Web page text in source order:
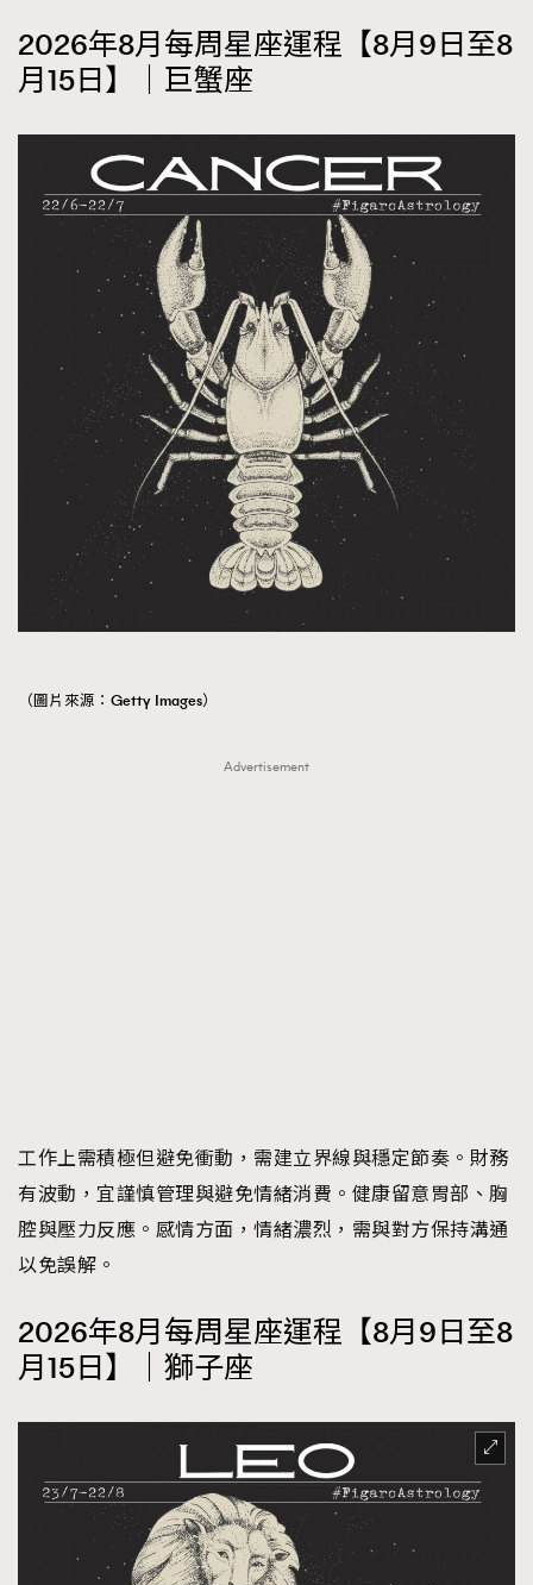
2026年8月每周星座運程【8月9日至8
月15日】｜巨蟹座
（圖片來源：Getty Images）
Advertisement
工作上需積極但避免衝動，需建立界線與穩定節奏。財務
有波動，宜謹慎管理與避免情緒消費。健康留意胃部、胸
腔與壓力反應。感情方面，情緒濃烈，需與對方保持溝通
以免誤解。
2026年8月每周星座運程【8月9日至8
月15日】｜獅子座